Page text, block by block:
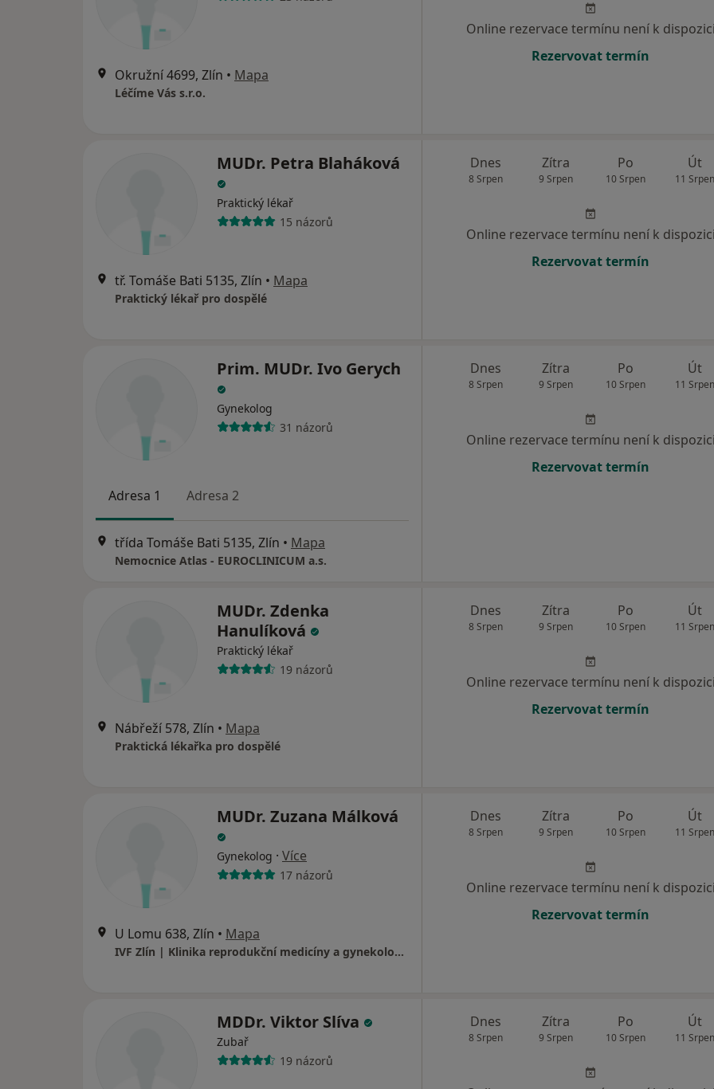
Okružní 4699, Zlín • Mapa
Léčíme Vás s.r.o.
Online rezervace termínu není k dispozici
Rezervovat termín
MUDr. Petra Blaháková
Praktický lékař
15 názorů
tř. Tomáše Bati 5135, Zlín • Mapa
Praktický lékař pro dospělé
Dnes
8 Srpen
Zítra
9 Srpen
Po
10 Srpen
Út
11 Srpen
Online rezervace termínu není k dispozici
Rezervovat termín
Prim. MUDr. Ivo Gerych
Gynekolog
31 názorů
Adresa 1 Adresa 2
třída Tomáše Bati 5135, Zlín • Mapa
Nemocnice Atlas - EUROCLINICUM a.s.
Dnes
8 Srpen
Zítra
9 Srpen
Po
10 Srpen
Út
11 Srpen
Online rezervace termínu není k dispozici
Rezervovat termín
MUDr. Zdenka
Hanulíková
Praktický lékař
19 názorů
Nábřeží 578, Zlín • Mapa
Praktická lékařka pro dospělé
Dnes
8 Srpen
Zítra
9 Srpen
Po
10 Srpen
Út
11 Srpen
Online rezervace termínu není k dispozici
Rezervovat termín
MUDr. Zuzana Málková
Gynekolog · Více
17 názorů
U Lomu 638, Zlín • Mapa
IVF Zlín | Klinika reprodukční medicíny a gynekologie
Dnes
8 Srpen
Zítra
9 Srpen
Po
10 Srpen
Út
11 Srpen
Online rezervace termínu není k dispozici
Rezervovat termín
MDDr. Viktor Slíva
Zubař
19 názorů
Dnes
8 Srpen
Zítra
9 Srpen
Po
10 Srpen
Út
11 Srpen